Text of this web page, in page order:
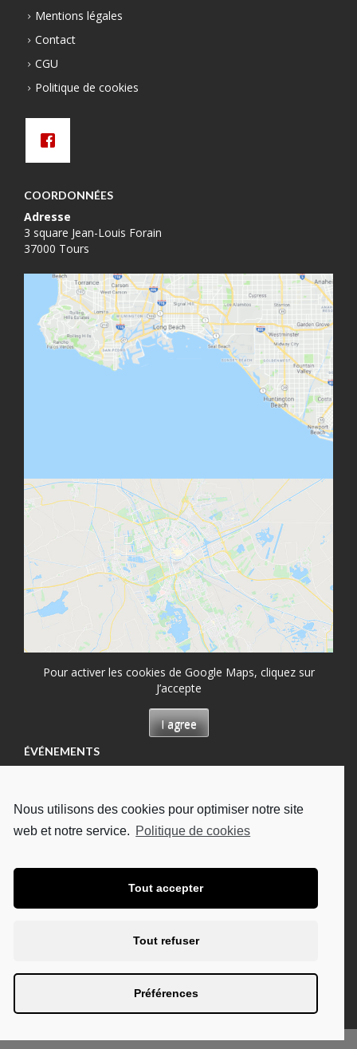
Nous utilisons des cookies pour optimiser notre site
web et notre service. Politique de cookies
Tout accepter
Tout refuser
Préférences
Mentions légales
Contact
CGU
Politique de cookies
COORDONNÉES
Adresse
3 square Jean-Louis Forain
37000 Tours
Pour activer les cookies de Google Maps, cliquez sur
J’accepte
I agree
ÉVÉNEMENTS
13/08/2026
Permanence à Tours, Hôpital Bretonneau
Permanence à Tours, à l'UDAF
Permanence à Chambray-lès-Tours, CHU Trousseau